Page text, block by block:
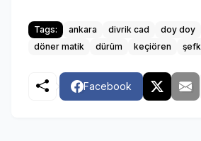
Tags: ankara divrik cad doy doy
döner matik
dürüm keçiören
Facebook